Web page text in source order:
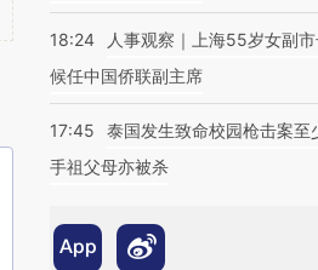
18:24
人事观察｜上海55岁女副
候任中国侨联副主席
17:45
泰国发生致命校园枪击案至
手祖父母亦被杀